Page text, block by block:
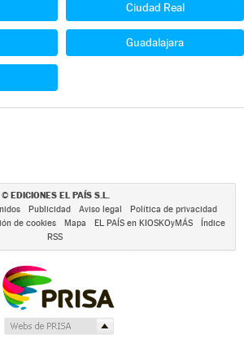
Ciudad Real
Guadalajara
© EDICIONES EL PAÍS S.L.
Publicidad Aviso legal
Política de privacidad
de cookies Mapa EL PAÍS en KIOSKOyMÁS
Índice
RSS